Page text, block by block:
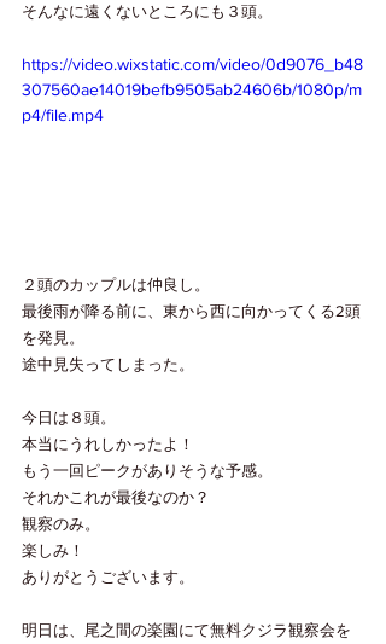
そんなに遠くないところにも３頭。
https://video.wixstatic.com/video/0d9076_b48
307560ae14019befb9505ab24606b/1080p/m
p4/file.mp4
２頭のカップルは仲良し。
最後雨が降る前に、東から西に向かってくる2頭
を発見。
途中見失ってしまった。
今日は８頭。
本当にうれしかったよ！
もう一回ピークがありそうな予感。
それかこれが最後なのか？
観察のみ。
楽しみ！
ありがとうございます。
明日は、尾之間の楽園にて無料クジラ観察会を